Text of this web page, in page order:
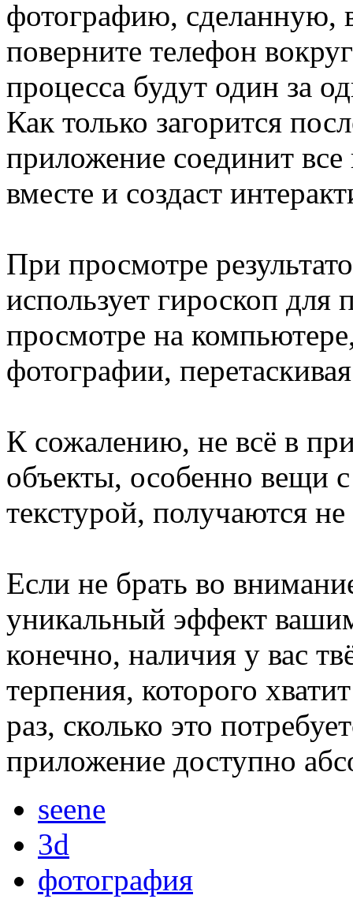
фотографию, сделанную,
поверните телефон
процесса будут один за
Как только загорится
приложение соединит
вместе и создаст
При просмотре
использует гироскоп
просмотре на
фотографии,
К сожалению, не всё в
объекты, особенно вещи
текстурой, получаются
Если не брать во
уникальный эффект
конечно, наличия у вас
терпения, которого
раз, сколько это
приложение доступно
seene
3d
фотография